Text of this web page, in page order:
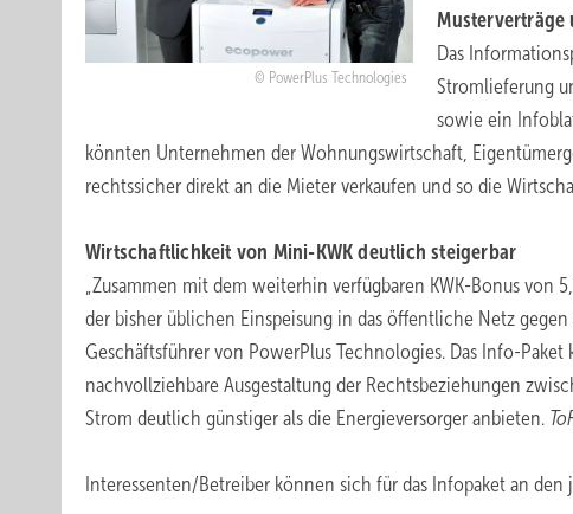
PowerPlus Technologies
Musterverträge
Das
Stromlieferung
sowie ein
könnten Unternehmen der Wohnungswirtschaft,
rechtssicher direkt an die Mieter verkaufen und so die
Wirtschaftlichkeit von Mini-KWK deutlich steigerbar
„Zusammen mit dem weiterhin verfügbaren KWK-Bonus von
der bisher üblichen Einspeisung in das öffentliche Netz
Geschäftsführer von PowerPlus Technologies. Das Info-
nachvollziehbare Ausgestaltung der Rechtsbeziehungen
Strom deutlich günstiger als die Energieversorger anbieten.
Interessenten/Betreiber können sich für das Infopaket an den